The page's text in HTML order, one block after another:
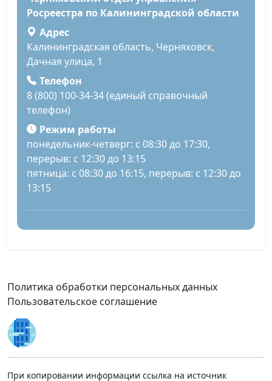
Росреестра по Калининградской области
Адрес
Калининградская область, Черняховск,
Дачная улица, 1
Телефон
8 (800) 100-34-34 (единый справочный
телефон)
Режим работы
понедельник-четверг: с 08:30 до 17:30,
перерыв: с 12:30 до 13:15
пятница: с 08:30 до 16:15, перерыв: с 12:30 до
13:15
Политика обработки персональных данных
Пользовательское соглашение
При копировании информации ссылка на источник